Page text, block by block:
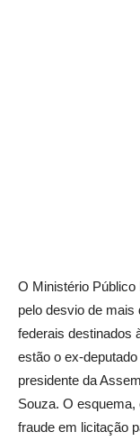
O Ministério Público
pelo desvio de
federais destinados
estão o ex-
presidente da
Souza. O esquema,
fraude em licitação